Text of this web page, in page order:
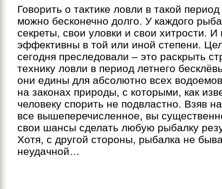
Говорить о тактике ловли в такой
можно бесконечно долго. У каждого
секреты, свои уловки и свои хитрости. И
эффективны в той или иной степени.
сегодня преследовали – это раскрыть
технику ловли в период летнего
они едины для абсолютно всех
на законах природы, с которыми, как
человеку спорить не подвластно. Взяв
все вышеперечисленное, вы
свои шансы сделать любую рыбалку
Хотя, с другой стороны, рыбалка не
неудачной…